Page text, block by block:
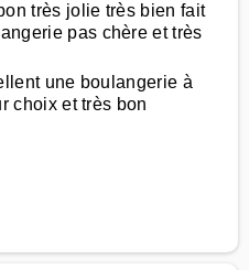
très jolie très bien fait
pas chère et très
une boulangerie à
choix et très bon